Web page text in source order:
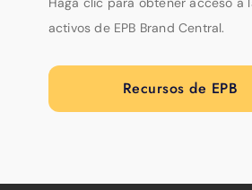
activos de EPB Brand Central.
Recursos de EPB